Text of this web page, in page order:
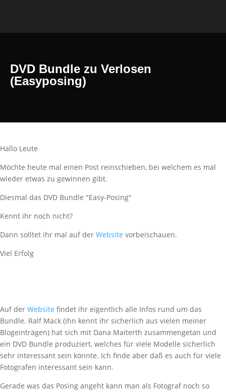
DVD Bundle zu Verlosen
(Easyposing)
Hallo Leute
Möchte heute mal einen Post reinschieben, bei welchem es mal
wieder etwas zu gewinnen gibt.
Diesmal das DVD Bundle "Easy-Posing"
Kennt ihr noch nicht?
Dann solltet ihr mal auf der Website vorbeischauen.
Viel Erfolg
Auf der Website findet ihr eigentlich alle Infos rund um das
Bundle. Ralf Mack (ihn kennt ihr sicherlich aus vielen meiner
Blogeinträgen) hat sich mit Dana Maiterth zusammengetan und
ein DVD Bundle produziert, welches für viele Modelle sicherlich
sehr interessant sein könnte. Ich finde aber daß es auch für viele
Fotografen interessant sein kann.
Gerade was das Posing angeht kann man als Fotograf noch so